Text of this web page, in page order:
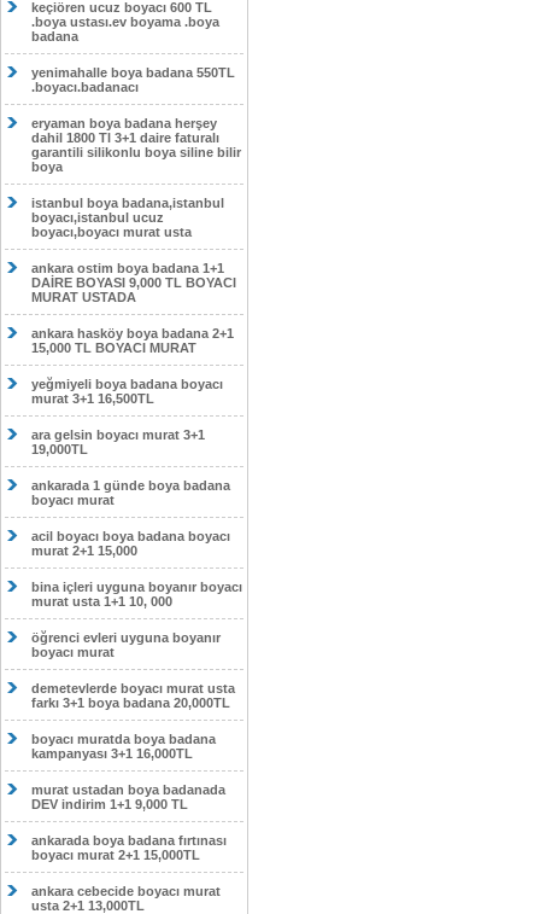
keçiören ucuz boyacı 600 TL
.boya ustası.ev boyama .boya
badana
yenimahalle boya badana 550TL
.boyacı.badanacı
eryaman boya badana herşey
dahil 1800 Tl 3+1 daire faturalı
garantili silikonlu boya siline bilir
boya
istanbul boya badana,istanbul
boyacı,istanbul ucuz
boyacı,boyacı murat usta
ankara ostim boya badana 1+1
DAİRE BOYASI 9,000 TL BOYACI
MURAT USTADA
ankara hasköy boya badana 2+1
15,000 TL BOYACI MURAT
yeğmiyeli boya badana boyacı
murat 3+1 16,500TL
ara gelsin boyacı murat 3+1
19,000TL
ankarada 1 günde boya badana
boyacı murat
acil boyacı boya badana boyacı
murat 2+1 15,000
bina içleri uyguna boyanır boyacı
murat usta 1+1 10, 000
öğrenci evleri uyguna boyanır
boyacı murat
demetevlerde boyacı murat usta
farkı 3+1 boya badana 20,000TL
boyacı muratda boya badana
kampanyası 3+1 16,000TL
murat ustadan boya badanada
DEV indirim 1+1 9,000 TL
ankarada boya badana fırtınası
boyacı murat 2+1 15,000TL
ankara cebecide boyacı murat
usta 2+1 13,000TL